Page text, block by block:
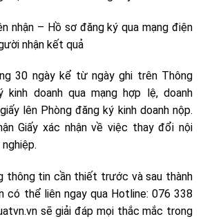
nhận – Hồ sơ đăng ký qua mạng điện
nhận kết quả
30 ngày kể từ ngày ghi trên Thông
kinh doanh qua mạng hợp lệ, doanh
lên Phòng đăng ký kinh doanh nộp.
Giấy xác nhận về việc thay đổi nội
thông tin cần thiết trước và sau thành
có thể liên ngay qua Hotline: 076 338
sẽ giải đáp mọi thắc mắc trong